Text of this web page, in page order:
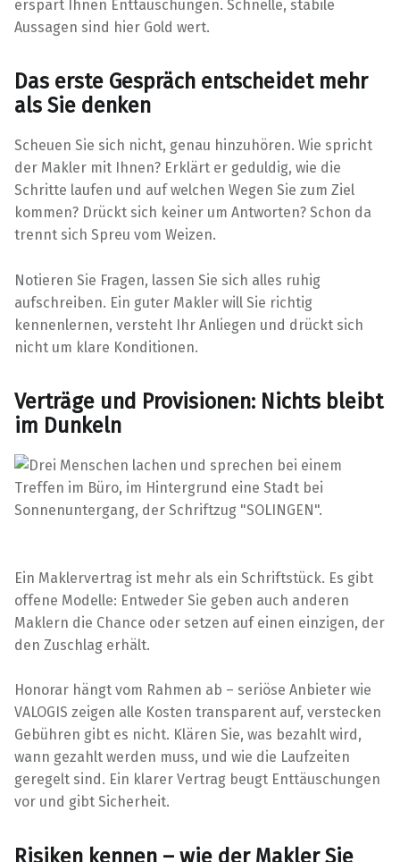
erspart Ihnen Enttäuschungen. Schnelle, stabile
Aussagen sind hier Gold wert.
Das erste Gespräch entscheidet mehr
als Sie denken
Scheuen Sie sich nicht, genau hinzuhören. Wie spricht
der Makler mit Ihnen? Erklärt er geduldig, wie die
Schritte laufen und auf welchen Wegen Sie zum Ziel
kommen? Drückt sich keiner um Antworten? Schon da
trennt sich Spreu vom Weizen.
Notieren Sie Fragen, lassen Sie sich alles ruhig
aufschreiben. Ein guter Makler will Sie richtig
kennenlernen, versteht Ihr Anliegen und drückt sich
nicht um klare Konditionen.
Verträge und Provisionen: Nichts bleibt
im Dunkeln
Ein Maklervertrag ist mehr als ein Schriftstück. Es gibt
offene Modelle: Entweder Sie geben auch anderen
Maklern die Chance oder setzen auf einen einzigen, der
den Zuschlag erhält.
Honorar hängt vom Rahmen ab – seriöse Anbieter wie
VALOGIS zeigen alle Kosten transparent auf, verstecken
Gebühren gibt es nicht. Klären Sie, was bezahlt wird,
wann gezahlt werden muss, und wie die Laufzeiten
geregelt sind. Ein klarer Vertrag beugt Enttäuschungen
vor und gibt Sicherheit.
Risiken kennen – wie der Makler Sie